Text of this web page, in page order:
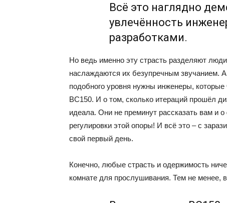
Всё это наглядно
увлечённость
разработками.
Но ведь именно эту страсть разделяют
наслаждаются их безупречным звучанием.
подобного уровня нужны инженеры,
BC150. И о том, сколько итераций прошёл
идеала. Они не преминут рассказать вам и
регулировки этой опоры! И всё это – с
свой первый день.
Конечно, любые страсть и одержимость
комнате для прослушивания. Тем не менее,